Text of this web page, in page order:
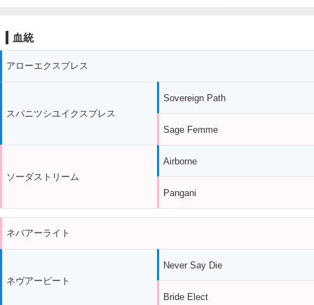
血統
アローエクスプレス
スパニツシユイクスプレス
ソーダストリーム
Sovereign Path
Sage Femme
Airborne
Pangani
ネバアーライト
ネヴアービート
Never Say Die
Bride Elect